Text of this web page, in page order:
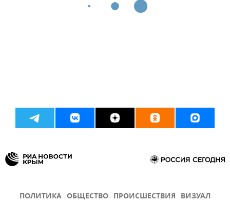
ПОЛИТИКА ОБЩЕСТВО ПРОИСШЕСТВИЯ ВИЗУАЛ